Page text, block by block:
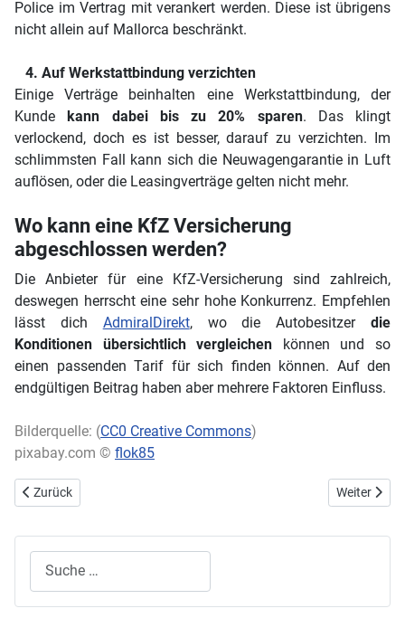
Police im Vertrag mit verankert werden. Diese ist übrigens
nicht allein auf Mallorca beschränkt.
4. Auf Werkstattbindung verzichten
Einige Verträge beinhalten eine Werkstattbindung, der
Kundekann dabei bis zu 20% sparen. Das klingt
verlockend, doch es ist besser, darauf zu verzichten. Im
schlimmsten Fall kann sich die Neuwagengarantie in Luft
auflösen, oder die Leasingverträge gelten nicht mehr.
Wo kann eine KfZ Versicherung
abgeschlossen werden?
Die Anbieter für eine KfZ-Versicherung sind zahlreich,
deswegen herrscht eine sehr hohe Konkurrenz. Empfehlen
lässt dich AdmiralDirekt, wo die Autobesitzerdie
Konditionen übersichtlich vergleichen können und so
einen passenden Tarif für sich finden können. Auf den
endgültigen Beitrag haben aber mehrere Faktoren Einfluss.
Bilderquelle: (CC0 Creative Commons)
pixabay.com © flok85
Vorheriger Beitrag: Der Flat Spot und die Gefahr, die er für Ihr
Zurück Nächster
Weiter